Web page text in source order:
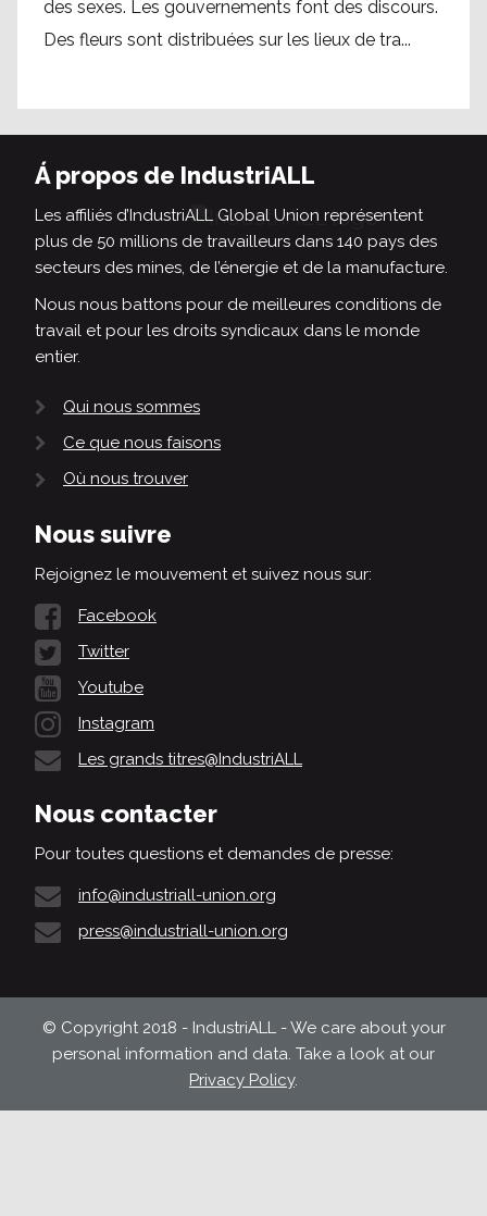
des sexes. Les gouvernements font des discours.
Des fleurs sont distribuées sur les lieux de tra...
Á propos de IndustriALL
Les affiliés d’IndustriALL Global Union représentent
plus de 50 millions de travailleurs dans 140 pays des
secteurs des mines, de l’énergie et de la manufacture.
Nous nous battons pour de meilleures conditions de
travail et pour les droits syndicaux dans le monde
entier.
Qui nous sommes
Ce que nous faisons
Où nous trouver
Nous suivre
Rejoignez le mouvement et suivez nous sur:
Facebook
Twitter
Youtube
Instagram
Les grands titres@IndustriALL
Nous contacter
Pour toutes questions et demandes de presse:
info@industriall-union.org
press@industriall-union.org
© Copyright 2018 - IndustriALL - We care about your
personal information and data. Take a look at our
Privacy Policy.